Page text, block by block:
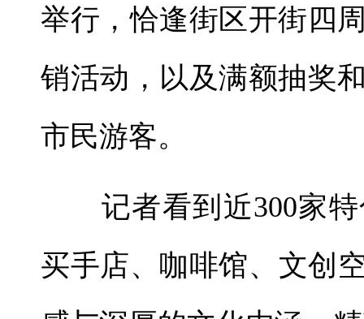
举行，恰逢街区开街四
销活动，以及满额抽奖
市民游客。
记者看到近300家特
买手店、咖啡馆、文创